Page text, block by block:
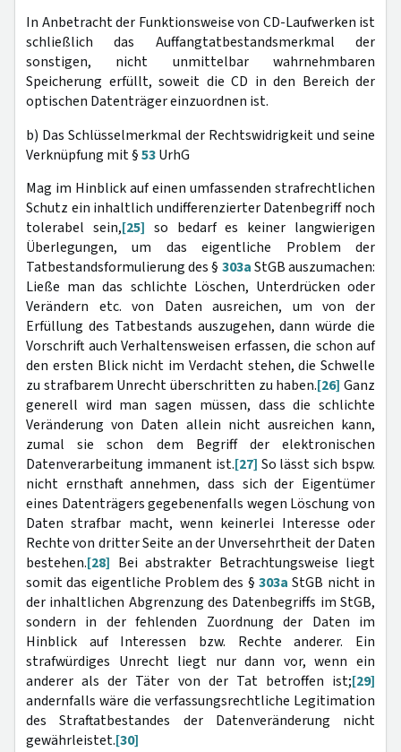
In Anbetracht der Funktionsweise von CD-Laufwerken ist
schließlich das Auffangtatbestandsmerkmal der
sonstigen, nicht unmittelbar wahrnehmbaren
Speicherung erfüllt, soweit die CD in den Bereich der
optischen Datenträger einzuordnen ist.
b) Das Schlüsselmerkmal der Rechtswidrigkeit und seine
Verknüpfung mit §53UrhG
Mag im Hinblick auf einen umfassenden strafrechtlichen
Schutz ein inhaltlich undifferenzierter Datenbegriff noch
tolerabel sein,[25] so bedarf es keiner langwierigen
Überlegungen, um das eigentliche Problem der
Tatbestandsformulierung des § 303aStGB auszumachen:
Ließe man das schlichte Löschen, Unterdrücken oder
Verändern etc. von Daten ausreichen, um von der
Erfüllung des Tatbestands auszugehen, dann würde die
Vorschrift auch Verhaltensweisen erfassen, die schon auf
den ersten Blick nicht im Verdacht stehen, die Schwelle
zu strafbarem Unrecht überschritten zu haben.[26] Ganz
generell wird man sagen müssen, dass die schlichte
Veränderung von Daten allein nicht ausreichen kann,
zumal sie schon dem Begriff der elektronischen
Datenverarbeitung immanent ist.[27] So lässt sich bspw.
nicht ernsthaft annehmen, dass sich der Eigentümer
eines Datenträgers gegebenenfalls wegen Löschung von
Daten strafbar macht, wenn keinerlei Interesse oder
Rechte von dritter Seite an der Unversehrtheit der Daten
bestehen.[28] Bei abstrakter Betrachtungsweise liegt
somit das eigentliche Problem des § 303a StGB nicht in
der inhaltlichen Abgrenzung des Datenbegriffs im StGB,
sondern in der fehlenden Zuordnung der Daten im
Hinblick auf Interessen bzw. Rechte anderer. Ein
strafwürdiges Unrecht liegt nur dann vor, wenn ein
anderer als der Täter von der Tat betroffen ist;[29]
andernfalls wäre die verfassungsrechtliche Legitimation
des Straftatbestandes der Datenveränderung nicht
gewährleistet.[30]